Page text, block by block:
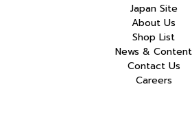
Japan Site
About Us
Shop List
News & Content
Contact Us
Careers